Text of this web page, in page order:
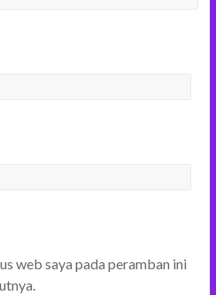
web saya pada peramban ini